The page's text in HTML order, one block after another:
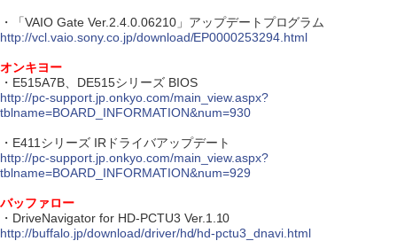
・「VAIO Gate Ver.2.4.0.06210」アップデートプログラム
http://vcl.vaio.sony.co.jp/download/EP0000253294.html
オンキヨー
・E515A7B、DE515シリーズ BIOS
http://pc-support.jp.onkyo.com/main_view.aspx?
tblname=BOARD_INFORMATION&num=930
・E411シリーズ IRドライバアップデート
http://pc-support.jp.onkyo.com/main_view.aspx?
tblname=BOARD_INFORMATION&num=929
バッファロー
・DriveNavigator for HD-PCTU3 Ver.1.10
http://buffalo.jp/download/driver/hd/hd-pctu3_dnavi.html